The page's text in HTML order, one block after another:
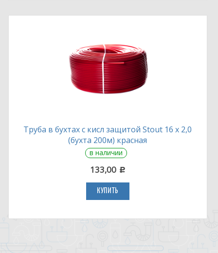
Труба в бухтах с кисл защитой Stout 16 х 2,0
(бухта 200м) красная
в наличии
133,00 c
КУПИТЬ